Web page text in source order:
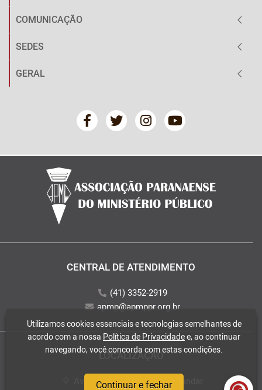
COMUNICAÇÃO
SEDES
GERAL
CENTRAL DE ATENDIMENTO
(41) 3352-2919
apmp@apmppr.org.br
LOCALIZAÇÃO
Av. Mateus Leme, 2018 - 2° andar
Utilizamos cookies essenciais e tecnologias semelhantes de
acordo com a nossa Política de Privacidadee, ao continuar
navegando, você concorda com estas condições.
Continuar e fechar